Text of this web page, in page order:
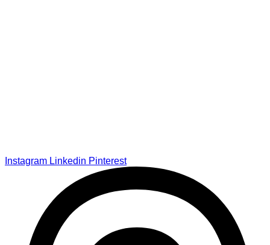
Instagram Linkedin Pinterest